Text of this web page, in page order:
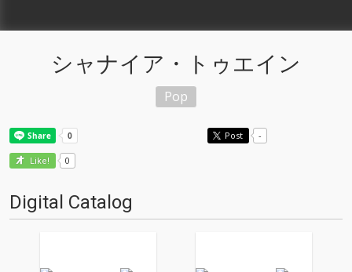
シャナイア・トゥエイン
Pop
Post -
Like! 0
Digital Catalog